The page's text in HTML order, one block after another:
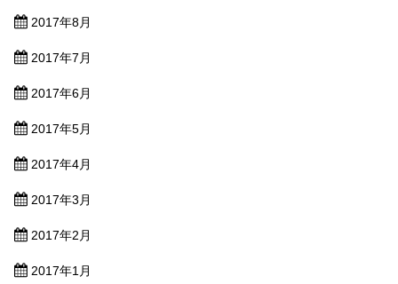
2017年8月
2017年7月
2017年6月
2017年5月
2017年4月
2017年3月
2017年2月
2017年1月